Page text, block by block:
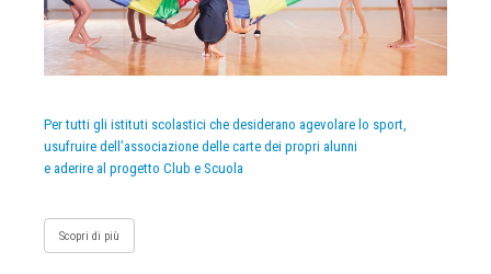
Per tutti gli istituti scolastici che desiderano agevolare lo sport,
usufruire dell’associazione delle carte dei propri alunni
e aderire al progetto Club e Scuola
Scopri di più